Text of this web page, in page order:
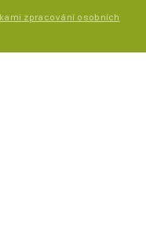
zpracování osobních